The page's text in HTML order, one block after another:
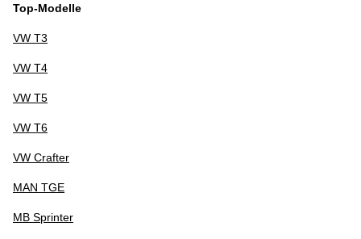
Top-Modelle
VW T3
VW T4
VW T5
VW T6
VW Crafter
MAN TGE
MB Sprinter